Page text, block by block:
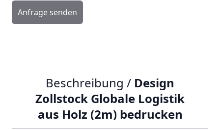
Anfrage senden
Beschreibung / Design
Zollstock Globale Logistik
aus Holz (2m) bedrucken